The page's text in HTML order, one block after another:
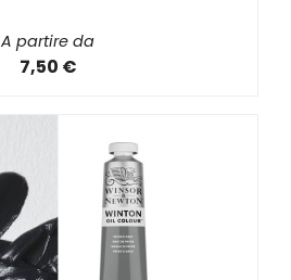
A partire da
7,50 €